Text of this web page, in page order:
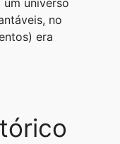
um universo
no
era